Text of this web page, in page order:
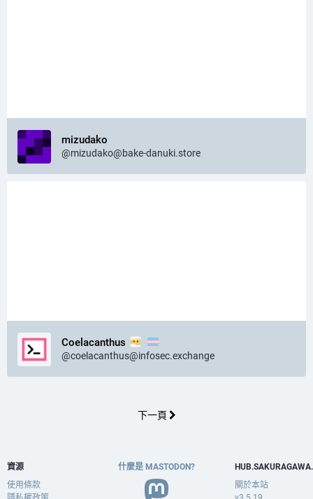
mizudako
@mizudako@bake-danuki.store
Coelacanthus
@coelacanthus@infosec.exchange
下一頁
資源
使用條款
什麼是 MASTODON?
關於本站